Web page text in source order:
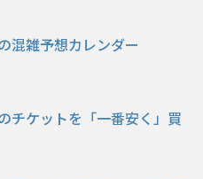
混雑予想カレンダー
チケットを「一番安く」買